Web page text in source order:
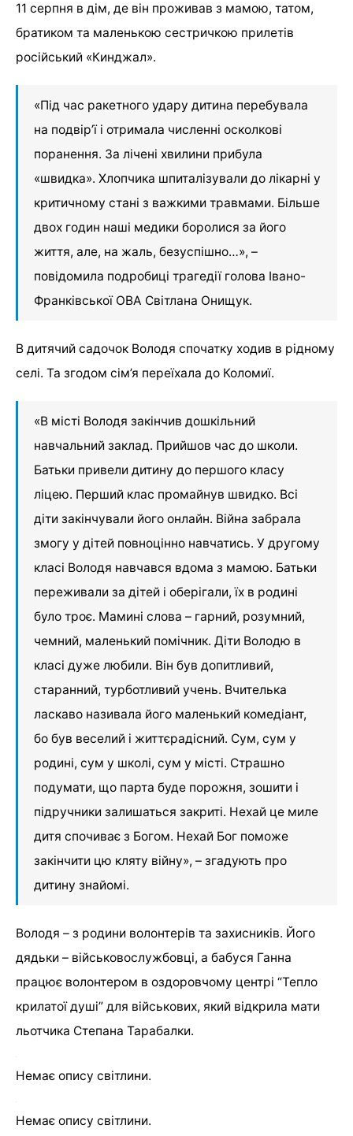
11 серпня в дім, де він проживав з мамою, татом,
братиком та маленькою сестричкою прилетів
російський «Кинджал».
«Під час ракетного удару дитина перебувала
на подвір’ї і отримала численні осколкові
поранення. За лічені хвилини прибула
«швидка». Хлопчика шпиталізували до лікарні у
критичному стані з важкими травмами. Більше
двох годин наші медики боролися за його
життя, але, на жаль, безуспішно…», –
повідомила подробиці трагедії голова Івано-
Франківської ОВА Світлана Онищук.
В дитячий садочок Володя спочатку ходив в рідному
селі. Та згодом сім’я переїхала до Коломиї.
«В місті Володя закінчив дошкільний
навчальний заклад. Прийшов час до школи.
Батьки привели дитину до першого класу
ліцею. Перший клас промайнув швидко. Всі
діти закінчували його онлайн. Війна забрала
змогу у дітей повноцінно навчатись. У другому
класі Володя навчався вдома з мамою. Батьки
переживали за дітей і оберігали, їх в родині
було троє. Мамині слова – гарний, розумний,
чемний, маленький помічник. Діти Володю в
класі дуже любили. Він був допитливий,
старанний, турботливий учень. Вчителька
ласкаво називала його маленький комедіант,
бо був веселий і життєрадісний. Сум, сум у
родині, сум у школі, сум у місті. Страшно
подумати, що парта буде порожня, зошити і
підручники залишаться закриті. Нехай це миле
дитя спочиває з Богом. Нехай Бог поможе
закінчити цю кляту війну», – згадують про
дитину знайомі.
Володя – з родини волонтерів та захисників. Його
дядьки – військовослужбовці, а бабуся Ганна
працює волонтером в оздоровчому центрі “Тепло
крилатої душі” для військових, який відкрила мати
льотчика Степана Тарабалки.
Немає опису світлини.
Немає опису світлини.